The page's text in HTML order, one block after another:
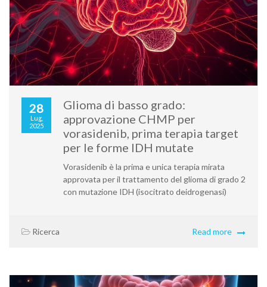
28
Lug,
2025
Glioma di basso grado:
approvazione CHMP per
vorasidenib, prima terapia target
per le forme IDH mutate
Vorasidenib è la prima e unica terapia mirata
approvata per il trattamento del glioma di grado 2
con mutazione IDH (isocitrato deidrogenasi)
Ricerca Read more